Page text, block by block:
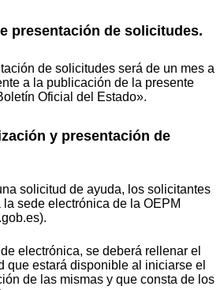
presentación de solicitudes.
de solicitudes será de un mes a
a la publicación de la presente
Oficial del Estado».
y presentación de
solicitud de ayuda, los solicitantes
sede electrónica de la OEPM
electrónica, se deberá rellenar el
que estará disponible al iniciarse el
de las mismas y que consta de los